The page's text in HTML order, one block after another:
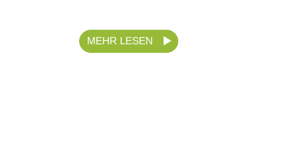
MEHR LESEN